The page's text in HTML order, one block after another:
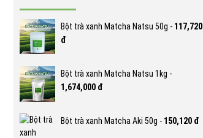
Bột trà xanh Matcha Natsu 50g - 117,720
đ
Bột trà xanh Matcha Natsu 1kg -
1,674,000 đ
Bột trà xanh Matcha Aki 50g - 150,120 đ